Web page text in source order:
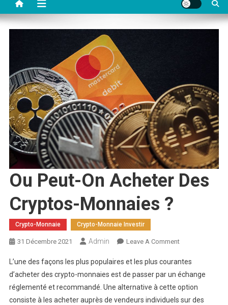
Ou Peut-On Acheter Des
Cryptos-Monnaies ?
Crypto-Monnaie Crypto-Monnaie Investir
31 Décembre 2021 Admin Leave A CommentOn
Peut-
On
Acheter
Des
L’une des façons les plus populaires et les plus courantes
d’acheter des crypto-monnaies est de passer par un échange
réglementé et recommandé. Une alternative à cette option
consiste à les acheter auprès de vendeurs individuels sur des